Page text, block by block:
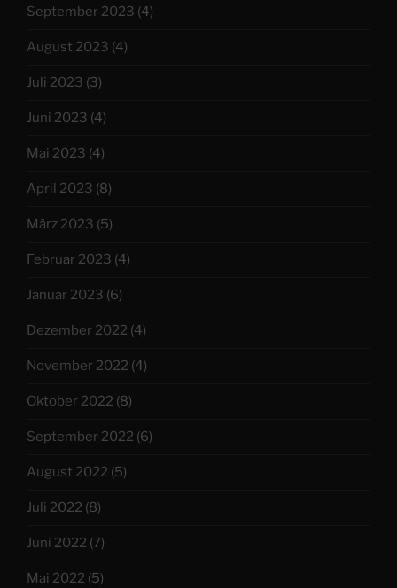
September 2023 (4)
August 2023 (4)
Juli 2023 (3)
Juni 2023 (4)
Mai 2023 (4)
April 2023 (8)
März 2023 (5)
Februar 2023 (4)
Januar 2023 (6)
Dezember 2022 (4)
November 2022 (4)
Oktober 2022 (8)
September 2022 (6)
August 2022 (5)
Juli 2022 (8)
Juni 2022 (7)
Mai 2022 (5)